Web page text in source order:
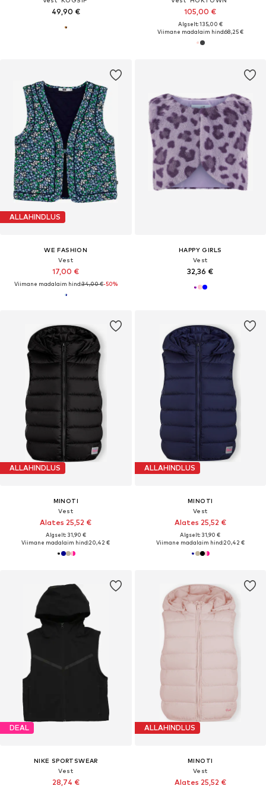
49,90 € 105,00 €
Algselt: 135,00 €
Viimane madalaim hind:68,25 €
ALLAHINDLUS
WE FASHION
Vest
17,00 €
Viimane madalaim hind:34,00 €-50%
HAPPY GIRLS
Vest
32,36 €
ALLAHINDLUS
MINOTI
Vest
Alates 25,52 €
Algselt: 31,90 €
Viimane madalaim hind:20,42 €
ALLAHINDLUS
MINOTI
Vest
Alates 25,52 €
Algselt: 31,90 €
Viimane madalaim hind:20,42 €
DEAL
NIKE SPORTSWEAR
Vest
28,74 €
ALLAHINDLUS
MINOTI
Vest
Alates 25,52 €